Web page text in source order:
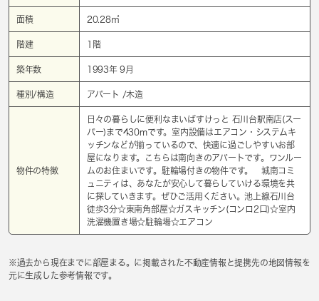
面積 20.28㎡
階建 1階
築年数 1993年 9月
種別/構造 アパート /木造
物件の特徴
日々の暮らしに便利なまいばすけっと 石川台駅南店(スー
パー)まで430mです。室内設備はエアコン・システムキ
ッチンなどが揃っているので、快適に過ごしやすいお部
屋になります。こちらは南向きのアパートです。ワンルー
ムのお住まいです。駐輪場付きの物件です。 城南コミ
ュニティは、あなたが安心して暮らしていける環境を共
に探していきます。ぜひご活用ください。池上線石川台
徒歩3分☆東南角部屋☆ガスキッチン(コンロ2口)☆室内
洗濯機置き場☆駐輪場☆エアコン
※過去から現在までに部屋まる。に掲載された不動産情報と提携先の地図情報を
元に生成した参考情報です。